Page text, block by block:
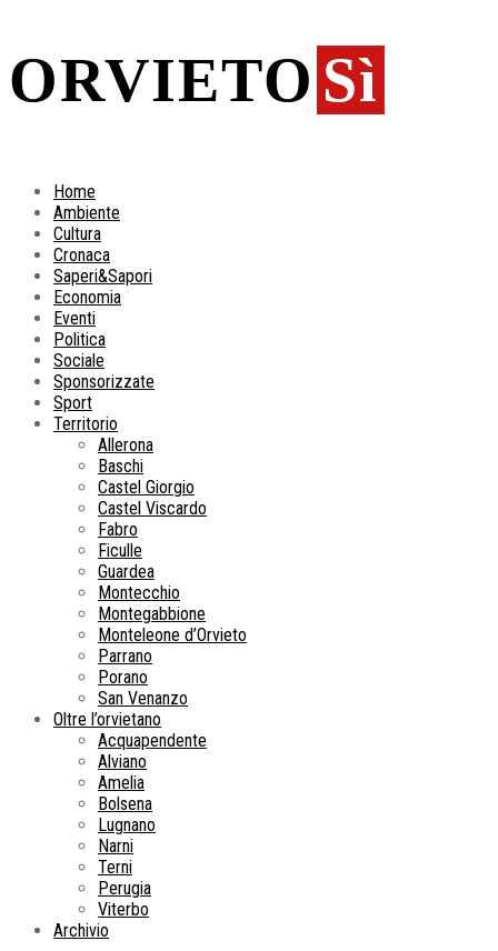
ORVIETO Sì
Home
Ambiente
Cultura
Cronaca
Saperi&Sapori
Economia
Eventi
Politica
Sociale
Sponsorizzate
Sport
Territorio
Allerona
Baschi
Castel Giorgio
Castel Viscardo
Fabro
Ficulle
Guardea
Montecchio
Montegabbione
Monteleone d’Orvieto
Parrano
Porano
San Venanzo
Oltre l’orvietano
Acquapendente
Alviano
Amelia
Bolsena
Lugnano
Narni
Terni
Perugia
Viterbo
Archivio